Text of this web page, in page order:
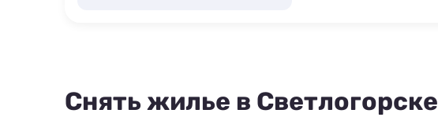
Снять жилье в Светлогорске